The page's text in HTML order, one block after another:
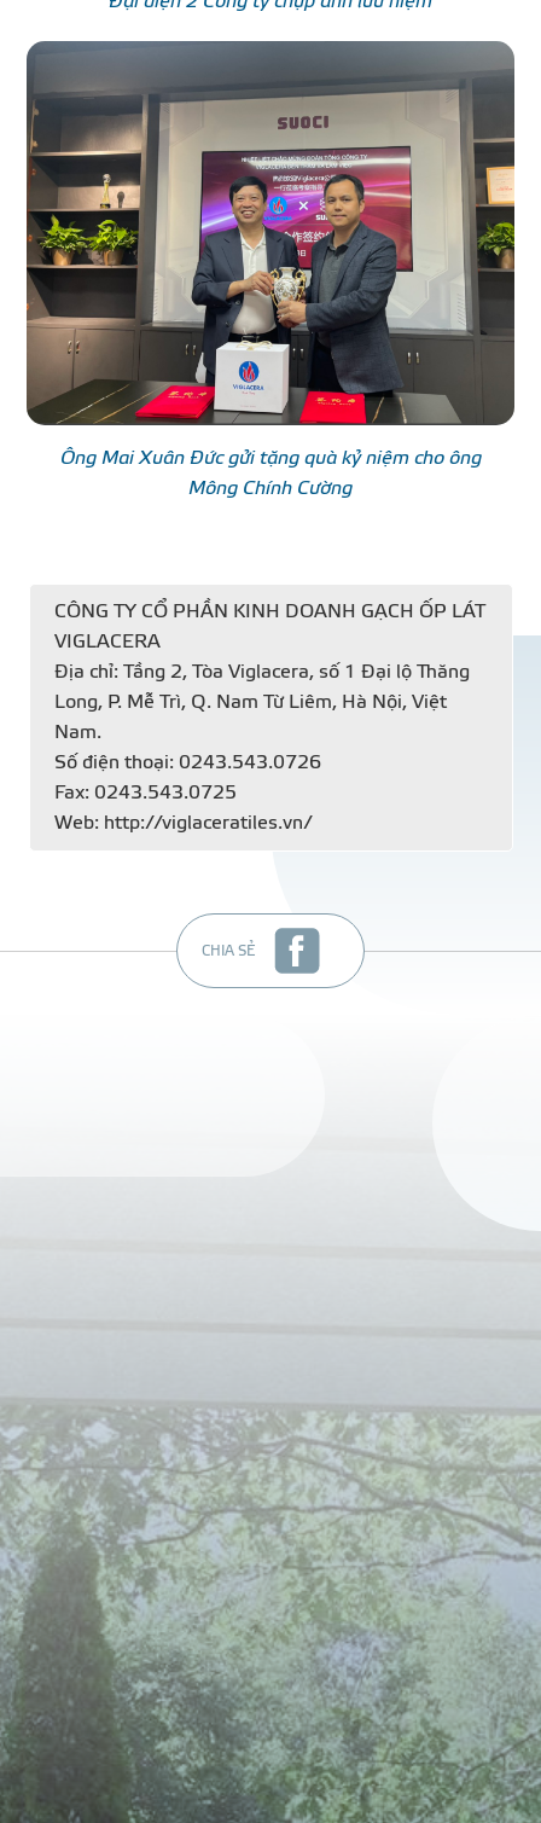
Ông Mai Xuân Đức gửi tặng quà kỷ niệm cho ông
Mông Chính Cường
CÔNG TY CỔ PHẦN KINH DOANH GẠCH ỐP LÁT
VIGLACERA
Địa chỉ: Tầng 2, Tòa Viglacera, số 1 Đại lộ Thăng
Long, P. Mễ Trì, Q. Nam Từ Liêm, Hà Nội, Việt
Nam.
Số điện thoại: 0243.543.0726
Fax: 0243.543.0725
Web: http://viglaceratiles.vn/
CHIA SẺ